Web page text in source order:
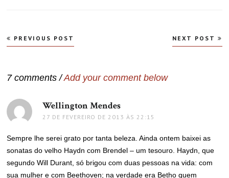
Navegação
de
PREVIOUS POST NEXT POST
7 comments /Add your comment below
Wellington Mendes
27 DE FEVEREIRO DE 2013 ÀS 22:15
Sempre lhe serei grato por tanta beleza. Ainda ontem baixei as
sonatas do velho Haydn com Brendel – um tesouro. Haydn, que
segundo Will Durant, só brigou com duas pessoas na vida: com
sua mulher e com Beethoven; na verdade era Betho quem